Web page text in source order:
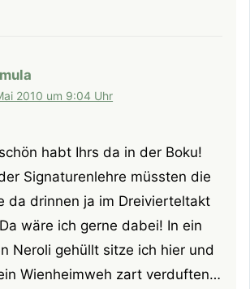
2010 um 9:04 Uhr
habt Ihrs da in der Boku!
Signaturenlehre müssten die
da drinnen ja im Dreivierteltakt
wäre ich gerne dabei! In ein
Neroli gehüllt sitze ich hier und
Wienheimweh zart verduften…